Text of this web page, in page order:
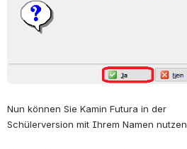
Nun können Sie Kamin Futura in der
Schülerversion mit Ihrem Namen nutzen.